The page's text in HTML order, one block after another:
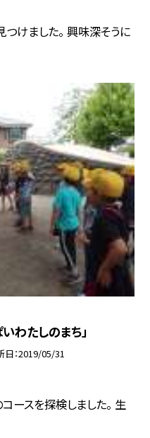
けました。 興味深そうに
わたしのまち」
日 2019/05/31
ースを探検しました。 生